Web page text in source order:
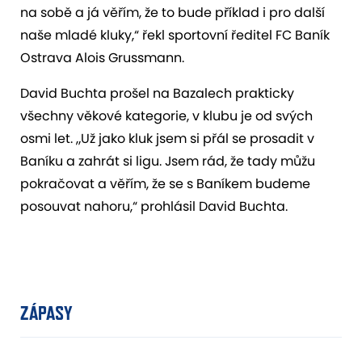
na sobě a já věřím, že to bude příklad i pro další
naše mladé kluky,“ řekl sportovní ředitel FC Baník
Ostrava Alois Grussmann.
David Buchta prošel na Bazalech prakticky
všechny věkové kategorie, v klubu je od svých
osmi let. „Už jako kluk jsem si přál se prosadit v
Baníku a zahrát si ligu. Jsem rád, že tady můžu
pokračovat a věřím, že se s Baníkem budeme
posouvat nahoru,“ prohlásil David Buchta.
ZÁPASY